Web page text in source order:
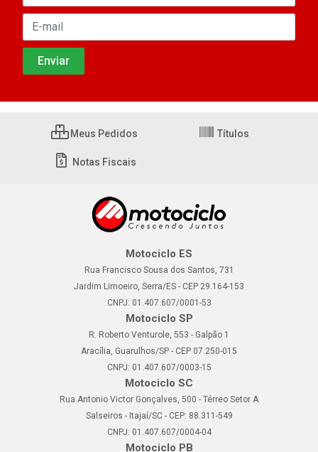
Meus Pedidos Títulos
Notas Fiscais
Motociclo ES
Rua Francisco Sousa dos Santos, 731
Jardim Limoeiro, Serra/ES - CEP 29.164-153
CNPJ: 01.407.607/0001-53
Motociclo SP
R. Roberto Venturole, 553 - Galpão 1
Aracília, Guarulhos/SP - CEP 07.250-015
CNPJ: 01.407.607/0003-15
Motociclo SC
Rua Antonio Victor Gonçalves, 500 - Térreo Setor A
Salseiros - Itajaí/SC - CEP: 88.311-549
CNPJ: 01.407.607/0004-04
Motociclo PB